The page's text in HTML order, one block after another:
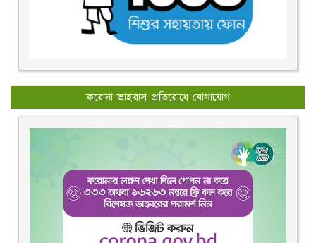
করোনা ভাইরাস প্রতিরোধে যোগাযোগ